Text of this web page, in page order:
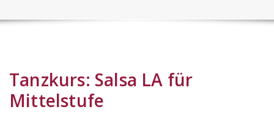
Tanzkurs: Salsa LA für
Mittelstufe